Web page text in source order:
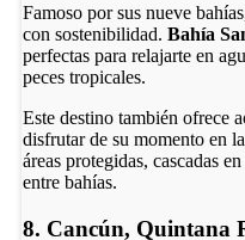
Famoso por sus nueve
con sostenibilidad. Bahía
perfectas para relajarte en
peces tropicales.
Este destino también ofrece
disfrutar de su momento en
áreas protegidas, cascadas
entre bahías.
8. Cancún, Quintana